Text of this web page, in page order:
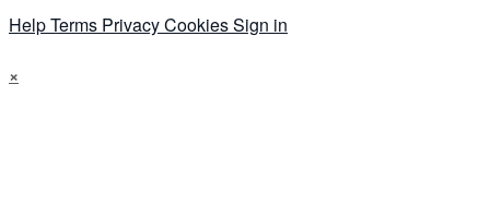
HelpTerms PrivacyCookiesSign in
×